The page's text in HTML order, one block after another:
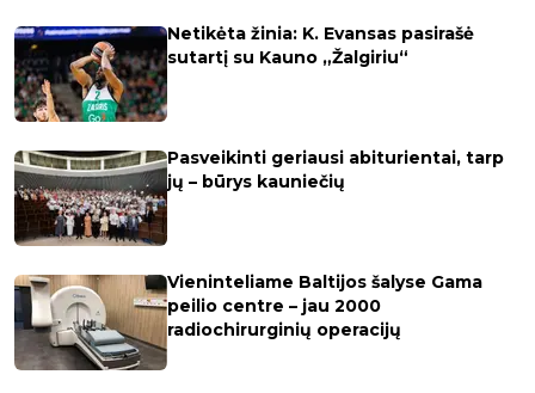
Netikėta žinia: K. Evansas pasirašė
sutartį su Kauno „Žalgiriu“
Pasveikinti geriausi abiturientai, tarp
jų – būrys kauniečių
Vieninteliame Baltijos šalyse Gama
peilio centre – jau 2000
radiochirurginių operacijų